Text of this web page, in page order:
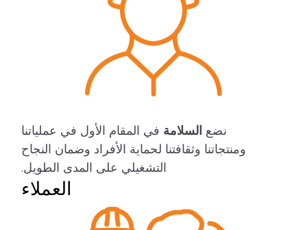
نضع السلامة في المقام الأول في عملياتنا
ومنتجاتنا وثقافتنا لحماية الأفراد وضمان النجاح
التشغيلي على المدى الطويل.
العملاء